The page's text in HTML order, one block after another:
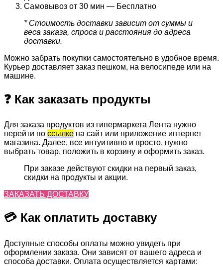
Самовывоз от 30 мин — Бесплатно
* Стоимость доставки зависит от суммы и
веса заказа, спроса и расстояния до адреса
доставки.
Можно забрать покупки самостоятельно в удобное время.
Курьер доставляет заказ пешком, на велосипеде или на
машине.
❓ Как заказать продукты
Для заказа продуктов из гипермаркета Лента нужно
перейти по ссылке на сайт или приложение интернет
магазина. Далее, все интуитивно и просто, нужно
выбрать товар, положить в корзину и оформить заказ.
При заказе действуют скидки на первый заказ,
скидки на продукты и акции.
ЗАКАЗАТЬ ДОСТАВКУ
💳 Как оплатить доставку
Доступные способы оплаты можно увидеть при
оформлении заказа. Они зависят от вашего адреса и
способа доставки. Оплата осуществляется картами: